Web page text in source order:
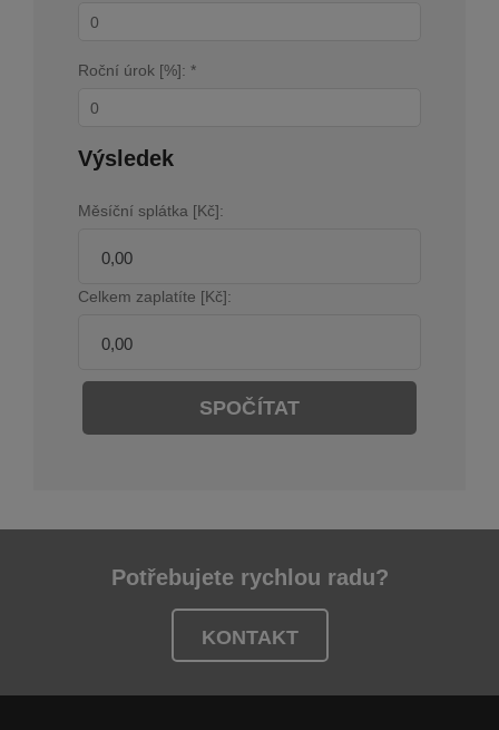
Roční úrok [%]: *
Výsledek
Měsíční splátka [Kč]:
Celkem zaplatíte [Kč]:
SPOČÍTAT
Potřebujete rychlou radu?
KONTAKT